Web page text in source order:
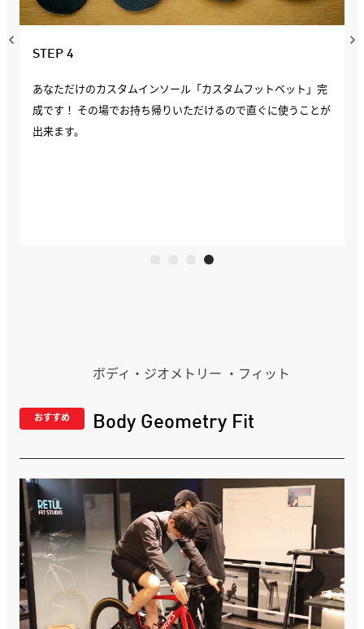
STEP 4
あなただけのカスタムインソール「カスタムフットベット」完
成です！ その場でお持ち帰りいただけるので直ぐに使うことが
出来ます。
ボディ・ジオメトリー ・フィット
おすすめ Body Geometry Fit